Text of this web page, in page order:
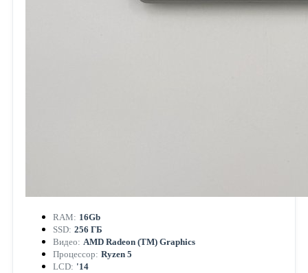
RAM: 16Gb
SSD: 256 ГБ
Видео: AMD Radeon (TM) Graphics
Процессор: Ryzen 5
LCD: '14